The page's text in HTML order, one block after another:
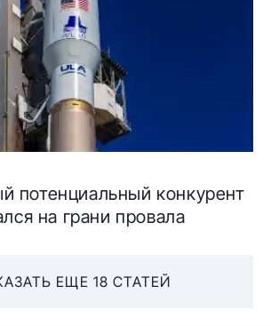
потенциальный конкурент
на грани провала
ЕЩЕ 18 СТАТЕЙ